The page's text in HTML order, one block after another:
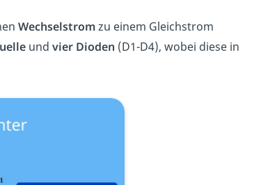
Wechselstromzu einem Gleichstrom
und vier Dioden (D1-D4), wobei diese in